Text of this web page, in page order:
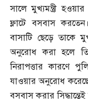
সালে মুখ্যমন্ত্রী
ফ্লাটে বসবাস
বাসাটি ছেড়ে তাকে
অনুরোধ করা হলে
নিরাপত্তার কারণে
যাওয়ার অনুরোধ
বসবাস করার